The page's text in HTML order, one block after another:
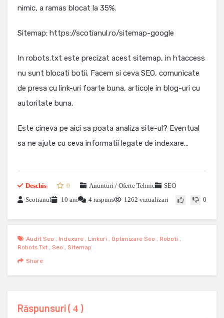
nimic, a ramas blocat la 35%.
Sitemap: https://scotianul.ro/sitemap-google
In robots.txt este precizat acest sitemap, in htaccess
nu sunt blocati botii. Facem si ceva SEO, comunicate
de presa cu link-uri foarte buna, articole in blog-uri cu
autoritate buna.
Este cineva pe aici sa poata analiza site-ul? Eventual
sa ne ajute cu ceva informatii legate de indexare…
Deschis 0 Anunturi / Oferte Tehnic
SEO
Scotianul
10 ani 4 raspuns 1262 vizualizari 0
Audit Seo , Indexare , Linkuri , Optimizare Seo , Roboti ,
Robots.txt , Seo , Sitemap
Share
Răspunsuri ( 4 )